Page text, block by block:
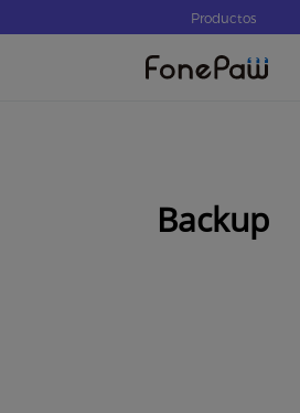
Productos
Backup